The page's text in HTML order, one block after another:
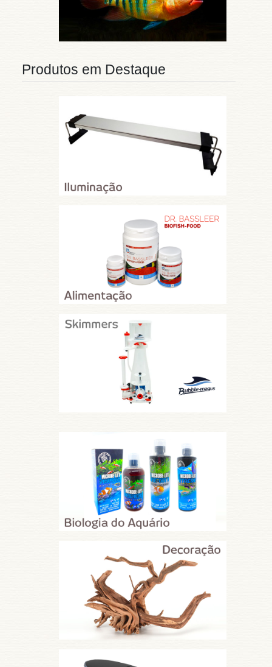
Produtos em Destaque